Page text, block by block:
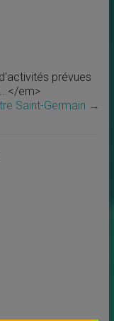
prévues
em>
Saint-Germain →